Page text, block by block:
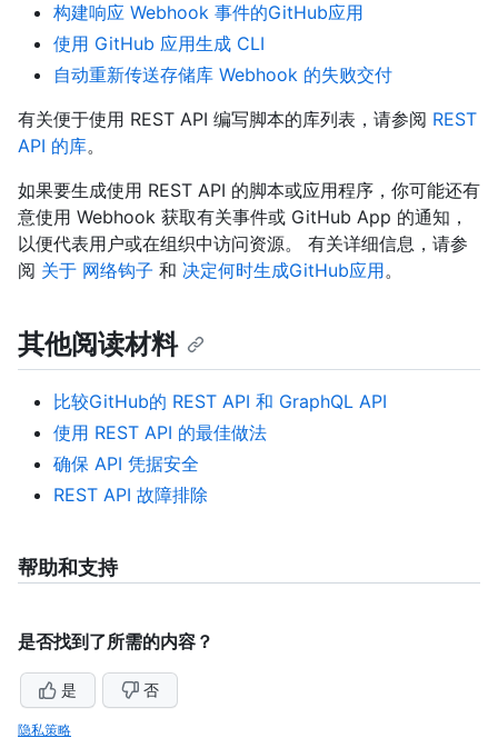
构建响应 Webhook 事件的GitHub应用
使用 GitHub 应用生成 CLI
自动重新传送存储库 Webhook 的失败交付
有关便于使用 REST API 编写脚本的库列表，请参阅 REST
API 的库。
如果要生成使用 REST API 的脚本或应用程序，你可能还有
意使用 Webhook 获取有关事件或 GitHub App 的通知，
以便代表用户或在组织中访问资源。 有关详细信息，请参
阅 关于 网络钩子 和 决定何时生成GitHub应用。
其他阅读材料
比较GitHub的 REST API 和 GraphQL API
使用 REST API 的最佳做法
确保 API 凭据安全
REST API 故障排除
帮助和支持
是否找到了所需的内容？
是 否
隐私策略